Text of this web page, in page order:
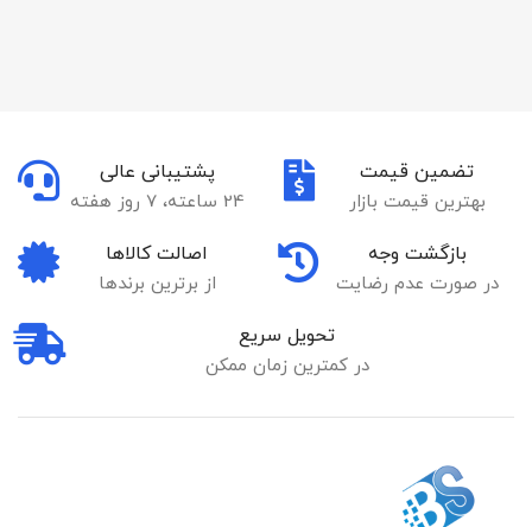
تضمین قیمت
بهترین قیمت بازار
پشتیبانی عالی
24 ساعته، 7 روز هفته
بازگشت وجه
در صورت عدم رضایت
اصالت کالاها
از برترین برندها
تحویل سریع
در کمترین زمان ممکن